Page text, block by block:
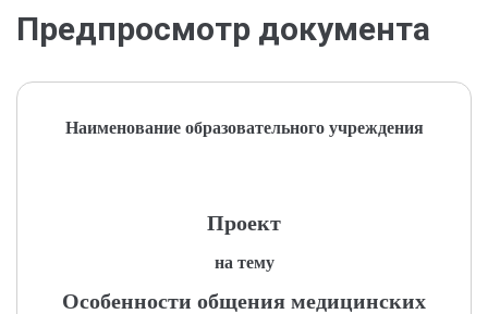
Предпросмотр документа
Наименование образовательного учреждения
Проект
на тему
Особенности общения медицинских